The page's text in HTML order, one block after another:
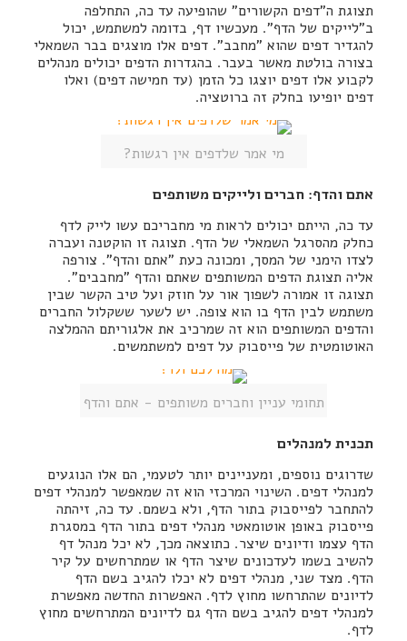
תצוגת ה"דפים הקשורים" שהופיעה עד כה, התחלפה
ב"לייקים של הדף". מעכשיו דף, בדומה למשתמש, יכול
להגדיר דפים שהוא "מחבב". דפים אלו מוצגים בבר השמאלי
בצורה בולטת מאשר בעבר. בהגדרות הדפים יכולים מנהלים
לקבוע אלו דפים יוצגו כל הזמן (עד חמישה דפים) ואלו
דפים יופיעו בחלק זה ברוטציה.
מי אמר שלדפים אין רגשות?
אתם והדף: חברים ולייקים משותפים
עד כה, הייתם יכולים לראות מי מחבריכם עשו לייק לדף
כחלק מהסרגל השמאלי של הדף. תצוגה זו הוקטנה ועברה
לצדו הימני של המסך, ומכונה כעת "אתם והדף". צורפה
אליה תצוגת הדפים המשותפים שאתם והדף "מחבבים".
תצוגה זו אמורה לשפוך אור על חוזק ועל טיב הקשר שבין
משתמש לבין הדף בו הוא צופה. יש לשער ששקלול החברים
והדפים המשותפים הוא זה שמרכיב את אלגוריתם ההמלצה
האוטומטית של פייסבוק על דפים למשתמשים.
תחומי עניין וחברים משותפים - אתם והדף
תכנית למנהלים
שדרוגים נוספים, ומעניינים יותר לטעמי, הם אלו הנוגעים
למנהלי דפים. השינוי המרכזי הוא זה שמאפשר למנהלי דפים
להתחבר לפייסבוק בתור הדף, ולא בשמם. עד כה, זיהתה
פייסבוק באופן אוטומאטי מנהלי דפים בתור הדף במסגרת
הדף עצמו ודיונים שיצר. כתוצאה מכך, לא יכל מנהל דף
להשיב בשמו לעדכונים שיצר הדף או שמתרחשים על קיר
הדף. מצד שני, מנהלי דפים לא יכלו להגיב בשם הדף
לדיונים שהתרחשו מחוץ לדף. האפשרות החדשה מאפשרת
למנהלי דפים להגיב בשם הדף גם לדיונים המתרחשים מחוץ
לדף.